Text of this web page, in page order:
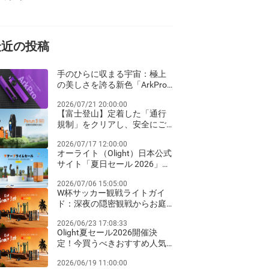
の投稿
手のひらに収まる宇宙：極上
の美しさを誇る新色「ArkPro
登場！
2026/07/21 20:00:00
【富士登山】定着した「通行
規制」をクリアし、安全にご
ト装備ガイド
2026/07/17 12:00:00
オーライト（Olight）日本公式
サイト「夏日セール 2026」完
同期のビッグセールとお得な
クリアランス祭り！
2026/07/06 15:05:00
W杯サッカー観戦ライトガイ
ド：深夜の隠密観戦からお庭
2026/06/23 17:08:33
Olight夏セール2026開催決
定！今買うべきおすすめ人気
2026/06/19 11:00:00